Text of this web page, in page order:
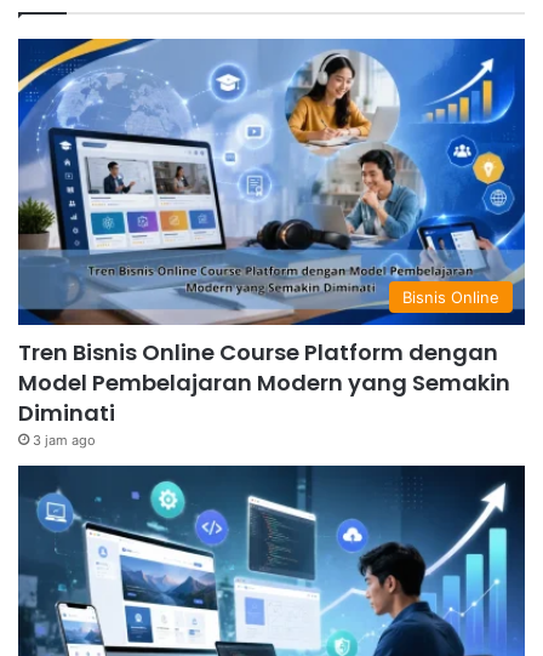
Bisnis Online
Tren Bisnis Online Course Platform dengan
Model Pembelajaran Modern yang Semakin
Diminati
3 jam ago